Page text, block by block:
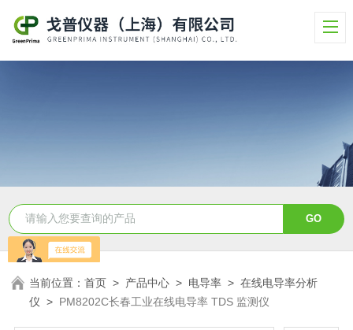
当前位置：首页 > 产品中心 > 电导率 >在线电导率分析
仪 > PM8202C长春工业在线电导率 TDS 监测仪